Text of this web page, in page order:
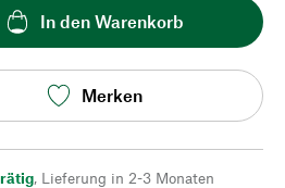
In den Warenkorb
Merken
, Lieferung in 2-3 Monaten